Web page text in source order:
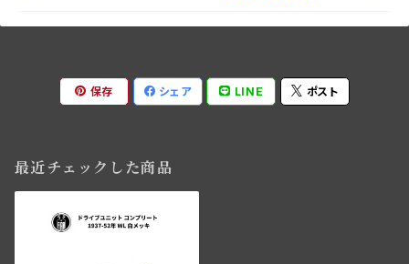
保存 シェア LINE ポスト
最近チェックした商品